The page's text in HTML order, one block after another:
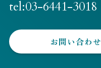
tel:03-6441-3018
お問い合わせ